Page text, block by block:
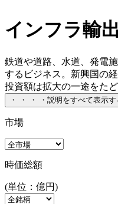
インフラ輸
鉄道や道路、水道、発電
するビジネス。新興国の
投資額は拡大の一途をた
・ ・ ・ ・ 説明をすべて表示す
市場
時価総額
(単位：億円)